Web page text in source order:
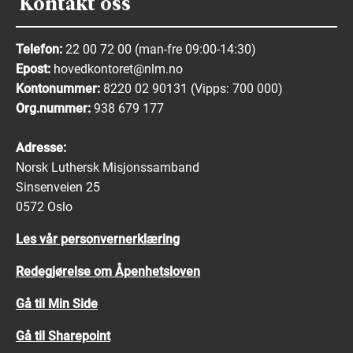
søknaden og slette personopplysningene som er
forbundet med søknaden fra
rekrutteringssystemet.
Ved å sende inn din søknad:
Erklærer du at opplysningene i søknaden
Samtykker du til behandling og
opplysningene.
Mer informasjon om hvordan vi behandler dine
personvernerklæring her
Telefon: 22 00 72 00 (man-fre 09:00-14:30)
Epost: hovedkontoret@nlm.no
Kontonummer: 8220 02 90131 (Vipps: 700 000)
Org.nummer: 938 679 177
Adresse:
Norsk Luthersk Misjonssamband
Sinsenveien 25
0572 Oslo
Les vår personvernerklæring
Redegjørelse om Åpenhetsloven
Gå til Min Side
Gå til Sharepoint